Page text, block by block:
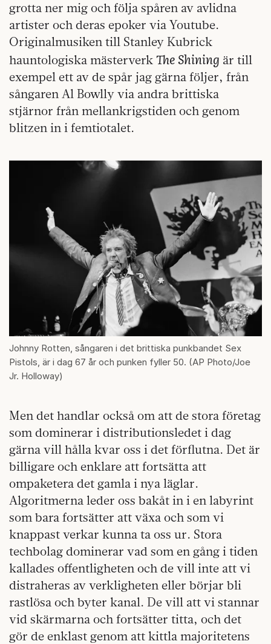
grotta ner mig och följa spåren av avlidna
artister och deras epoker via Youtube.
Originalmusiken till Stanley Kubrick
hauntologiska mästerverk The Shining är till
exempel ett av de spår jag gärna följer, från
sångaren Al Bowlly via andra brittiska
stjärnor från mellankrigstiden och genom
blitzen in i femtiotalet.
Johnny Rotten, sångaren i det brittiska punkbandet Sex
Pistols, är i dag 67 år och punken fyller 50. (AP Photo/Joe
Jr. Holloway)
Men det handlar också om att de stora företag
som dominerar i distributionsledet i dag
gärna vill hålla kvar oss i det förflutna. Det är
billigare och enklare att fortsätta att
ompaketera det gamla i nya läglar.
Algoritmerna leder oss bakåt in i en labyrint
som bara fortsätter att växa och som vi
knappast verkar kunna ta oss ur. Stora
techbolag dominerar vad som en gång i tiden
kallades offentligheten och de vill inte att vi
distraheras av verkligheten eller börjar bli
rastlösa och byter kanal. De vill att vi stannar
vid skärmarna och fortsätter titta, och det
gör de enklast genom att kittla majoritetens